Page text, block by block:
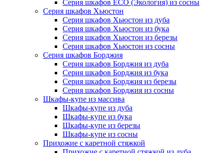
Серия шкафов ECO (Экология) из сосны
Серия шкафов Хьюстон
Серия шкафов Хьюстон из дуба
Серия шкафов Хьюстон из бука
Серия шкафов Хьюстон из березы
Серия шкафов Хьюстон из сосны
Серия шкафов Борджия
Серия шкафов Борджия из дуба
Серия шкафов Борджия из бука
Серия шкафов Борджия из березы
Серия шкафов Борджия из сосны
Шкафы-купе из массива
Шкафы-купе из дуба
Шкафы-купе из бука
Шкафы-купе из березы
Шкафы-купе из сосны
Прихожие с каретной стяжкой